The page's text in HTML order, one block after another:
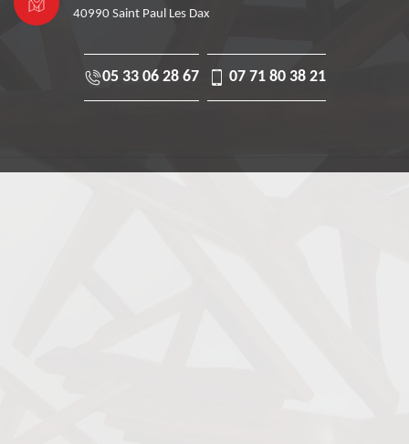
40990 Saint Paul Les Dax
05 33 06 28 67 07 71 80 38 21